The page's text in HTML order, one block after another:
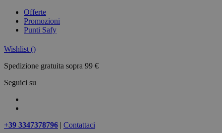
Offerte
Promozioni
Punti Safy
Wishlist ()
Spedizione gratuita sopra 99 €
Seguici su
+39 3347378796 | Contattaci